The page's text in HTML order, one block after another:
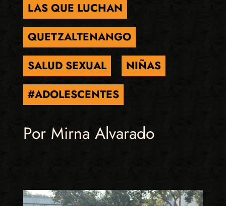
LAS QUE LUCHAN
QUETZALTENANGO
SALUD SEXUAL
NIÑAS
#ADOLESCENTES
Por Mirna Alvarado